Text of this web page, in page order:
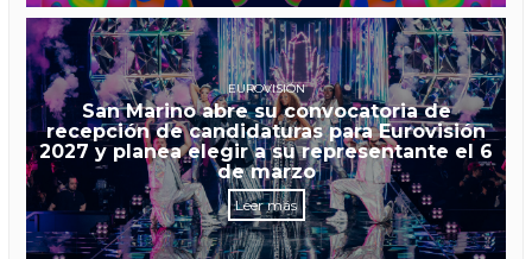
EUROVISIÓN
San Marino abre su convocatoria de
recepción de candidaturas para Eurovisión
2027 y planea elegir a su representante el 6
de marzo
Leer más